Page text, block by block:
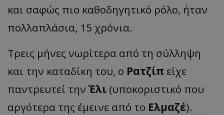
και σαφώς πιο καθοδηγητικό ρόλο, ήταν
πολλαπλάσια, 15 χρόνια.
Τρεις μήνες νωρίτερα από τη σύλληψη
και την καταδίκη του, ο Ρατζίπ είχε
παντρευτεί την Έλι (υποκοριστικό που
αργότερα της έμεινε από το Ελμαζέ).